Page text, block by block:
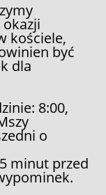
kościele,
być
dla
8:00,
o
minut przed